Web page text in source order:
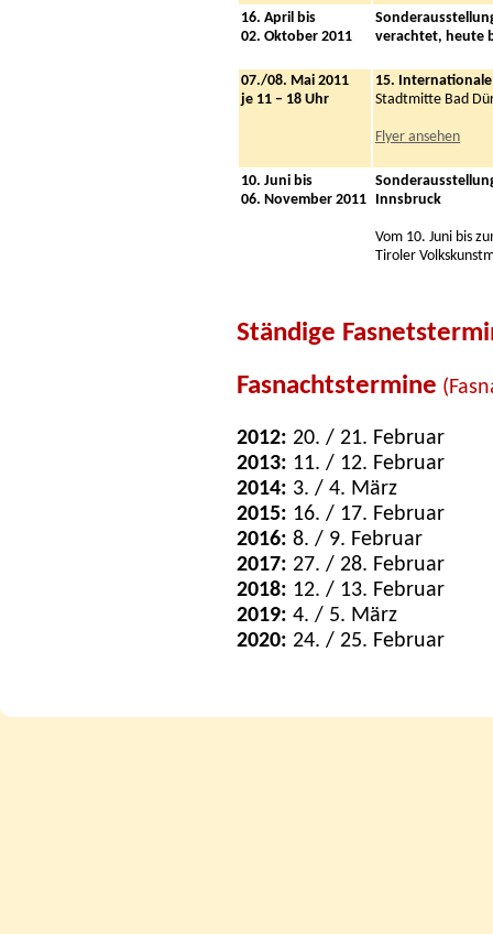
16. April bis
02. Oktober 2011
verachtet, heute
07./08. Mai 2011
je 11 – 18 Uhr
15.
Stadtmitte Bad
Flyer ansehen
10. Juni bis
06. November 2011 Innsbruck
Vom 10. Juni bis
Tiroler
Ständige
Fasnachtstermine
2012: 20. / 21. Februar
2013: 11. / 12. Februar
2014: 3. / 4. März
2015: 16. / 17. Februar
2016: 8. / 9. Februar
2017: 27. / 28. Februar
2018: 12. / 13. Februar
2019: 4. / 5. März
2020: 24. / 25. Februar